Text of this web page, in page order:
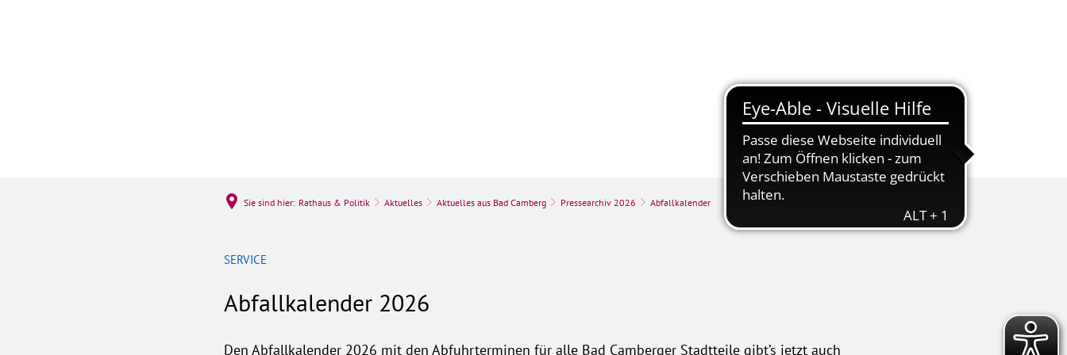
Bauen, Umwelt & Wirtschaft Kur & Tourismus
Sie sind hier: Rathaus & Politik Aktuelles Aktuelles aus Bad Camberg Pressearchiv 2026 Abfallkalender
SERVICE
Abfallkalender 2026
Den Abfallkalender 2026 mit den Abfuhrterminen für alle Bad Camberger Stadtteile gibt’s jetzt auch